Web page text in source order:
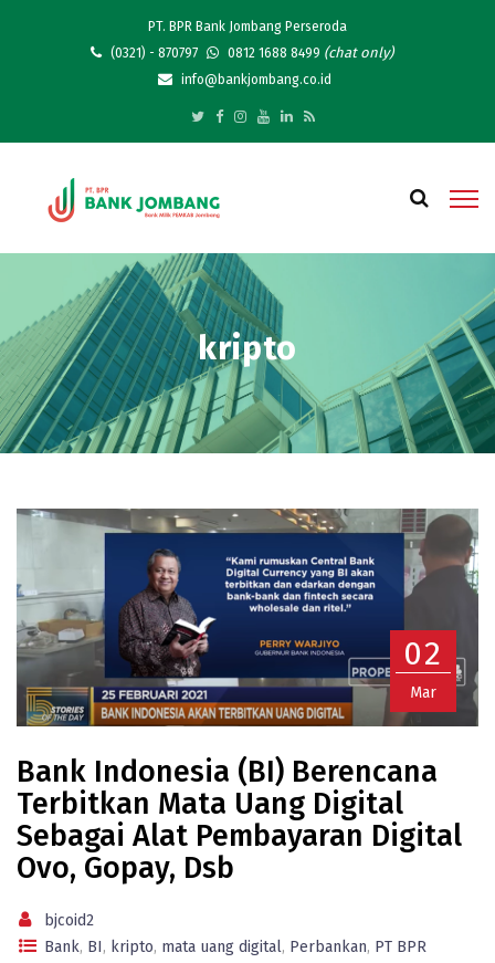
PT. BPR Bank Jombang Perseroda
(0321) - 870797
0812 1688 8499 (chat only)
info@bankjombang.co.id
kripto
02
Mar
Bank Indonesia (BI) Berencana
Terbitkan Mata Uang Digital
Sebagai Alat Pembayaran Digital
Ovo, Gopay, Dsb
bjcoid2
Bank, BI, kripto, mata uang digital, Perbankan, PT BPR